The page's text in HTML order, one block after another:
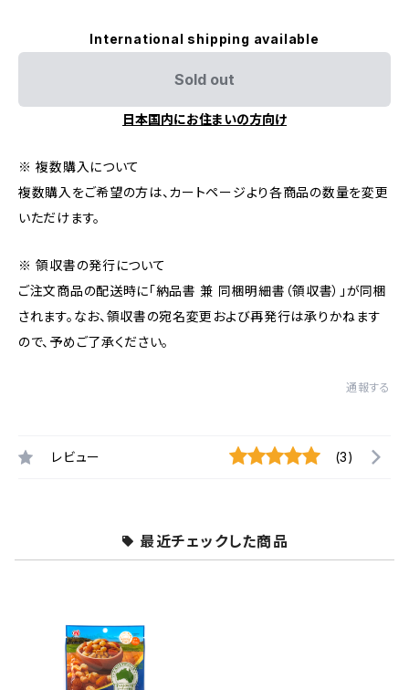
International shipping available
Sold out
日本国内にお住まいの方向け
※ 複数購入について
複数購入をご希望の方は、カートページより各商品の数量を変更
いただけます。
※ 領収書の発行について
ご注文商品の配送時に「納品書 兼 同梱明細書（領収書）」が同梱
されます。なお、領収書の宛名変更および再発行は承りかねます
ので、予めご了承ください。
通報する
レビュー (3)
最近チェックした商品